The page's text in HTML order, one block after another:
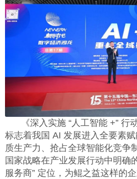
《深入实施 “人工智能 +” 行
标志着我国 AI 发展进入全要素
质生产力、抢占全球智能化竞争
国家战略在产业发展行动中明确
服务商” 定位，为鲲之益这样的